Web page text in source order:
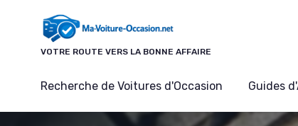
VOTRE ROUTE VERS LA BONNE AFFAIRE
Recherche de Voitures d'Occasion Guides